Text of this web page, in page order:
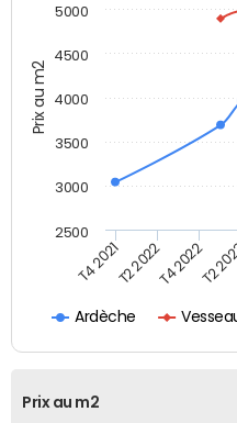
Prix au m2
Ardèche
T4 2021T2 2022T4 2022T2
2500
3000
3500
4000
4500
5000
Prix au m2